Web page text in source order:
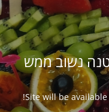
נשוב ממש
Site will be